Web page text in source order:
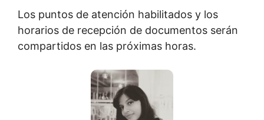
Los puntos de atención habilitados y los
horarios de recepción de documentos serán
compartidos en las próximas horas.